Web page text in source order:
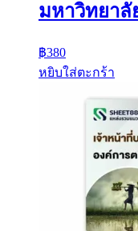
มหาวิทยาลั
฿380
หยิบใส่ตะกร้า